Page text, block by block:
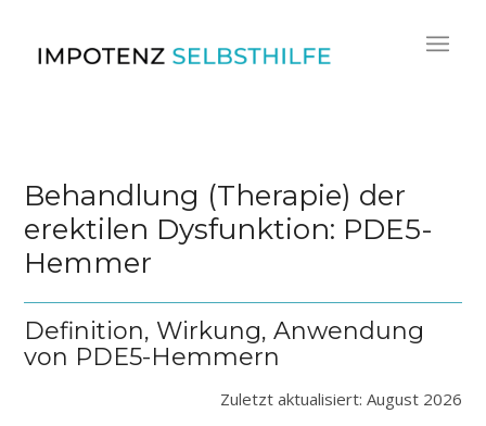
Behandlung (Therapie) der
erektilen Dysfunktion: PDE5-
Hemmer
Definition, Wirkung, Anwendung
von PDE5-Hemmern
Zuletzt aktualisiert: August 2026